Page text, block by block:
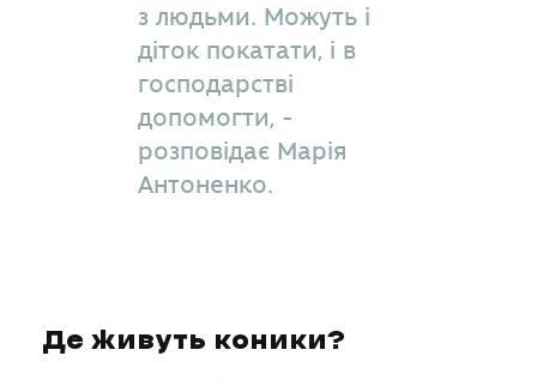
з людьми. Можуть і
діток покатати, і в
господарстві
допомогти, -
розповідає Марія
Антоненко.
Де живуть коники?